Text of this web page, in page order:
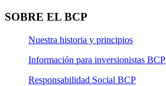
SOBRE EL BCP
Nuestra historia y principios
Información para inversionistas BCP
Responsabilidad Social BCP